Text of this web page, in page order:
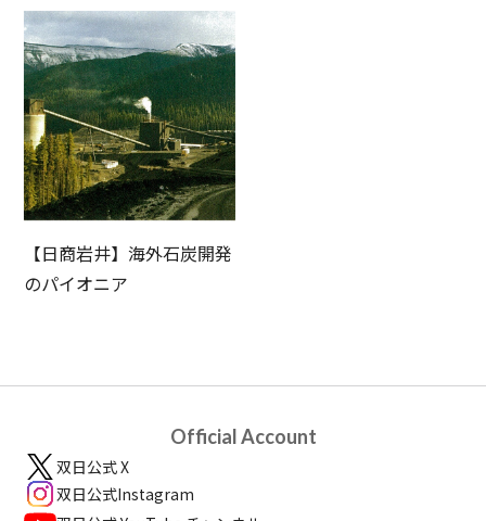
【日商岩井】海外石炭開発
のパイオニア
Official Account
双日公式 X
双日公式Instagram